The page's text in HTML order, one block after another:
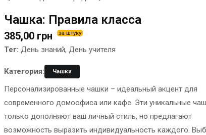
КОНТЕЙНЕРЫ ДЛЯ ЕДЫ
КОРПОРАТИВНЫЕ
СЛАДОСТИ
ПАКЕТЫ
БУМАЖНЫЕ СТАКАНЫ
КОРОБКИ
МЕТАЛЛИЧЕСКИЕ ЗНАЧКИ
КАРТИНЫ ПО НОМЕРАМ
МЕДАЛИ
МЕТАЛЛ
НОЧНИК
Чашка: Правила класса
385,00 грн за штуку
Тег: День знаний, День учителя
Категория: Чашки
Персонализированные чашки – идеальный акцент для
современного домоофиса или кафе. Эти уникальные
только дополняют ваш личный стиль, но предлагают
возможность выразить индивидуальность каждого.